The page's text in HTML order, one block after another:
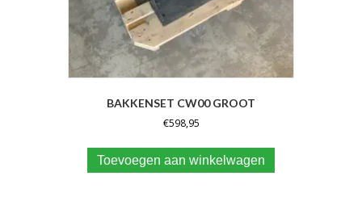
BAKKENSET CW00 GROOT
€598,95
Toevoegen aan winkelwagen